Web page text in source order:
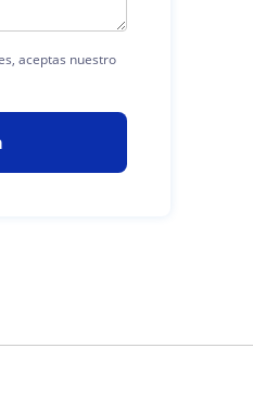
aceptas nuestro